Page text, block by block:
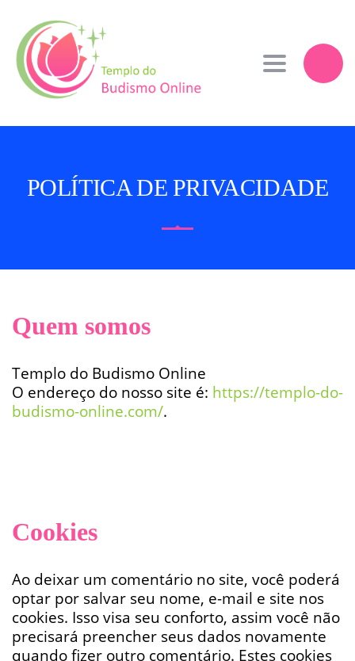
Toggle
POLÍTICA DE PRIVACIDADE
Quem somos
Templo do Budismo Online
O endereço do nosso site é: https://templo-do-
budismo-online.com/.
Cookies
Ao deixar um comentário no site, você poderá
optar por salvar seu nome, e-mail e site nos
cookies. Isso visa seu conforto, assim você não
precisará preencher seus dados novamente
quando fizer outro comentário. Estes cookies